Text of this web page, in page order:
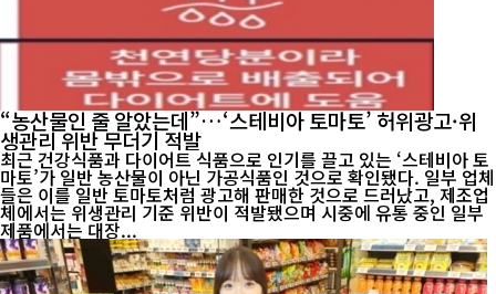
“농산물인 줄 알았는데”…‘스테비아 토마토’ 허위광고·위
생관리 위반 무더기 적발
최근 건강식품과 다이어트 식품으로 인기를 끌고 있는 ‘스테비아 토
마토’가 일반 농산물이 아닌 가공식품인 것으로 확인됐다. 일부 업체
들은 이를 일반 토마토처럼 광고해 판매한 것으로 드러났고, 제조업
체에서는 위생관리 기준 위반이 적발됐으며 시중에 유통 중인 일부
제품에서는 대장...